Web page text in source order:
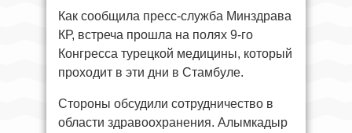
Как сообщила пресс-служба Минздрава
КР, встреча прошла на полях 9-го
Конгресса турецкой медицины, который
проходит в эти дни в Стамбуле.
Стороны обсудили сотрудничество в
области здравоохранения. Алымкадыр